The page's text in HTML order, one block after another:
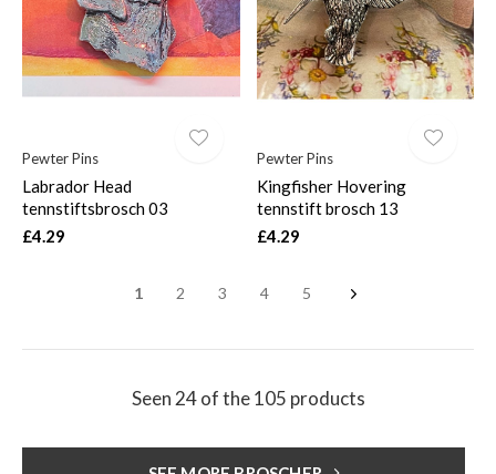
Pewter Pins
Labrador Head
tennstiftsbrosch 03
£4.29
Pewter Pins
Kingfisher Hovering
tennstift brosch 13
£4.29
1 2 3 4 5
Seen 24 of the 105 products